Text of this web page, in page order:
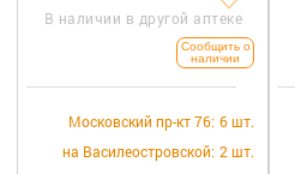
В наличии в другой аптеке
Сообщить о
наличии
Московский пр-кт 76: 6 шт.
на Василеостровской: 2 шт.